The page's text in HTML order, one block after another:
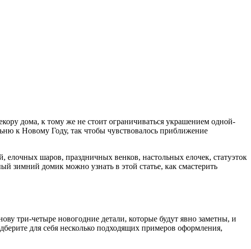
дома, к тому же не стоит ограничиваться украшением одной-
к Новому Году, так чтобы чувствовалось приближение
елочных шаров, праздничных венков, настольных елочек, статуэток
зимний домик можно узнать в этой статье, как смастерить
три-четыре новогодние детали, которые будут явно заметны, и
для себя несколько подходящих примеров оформления,